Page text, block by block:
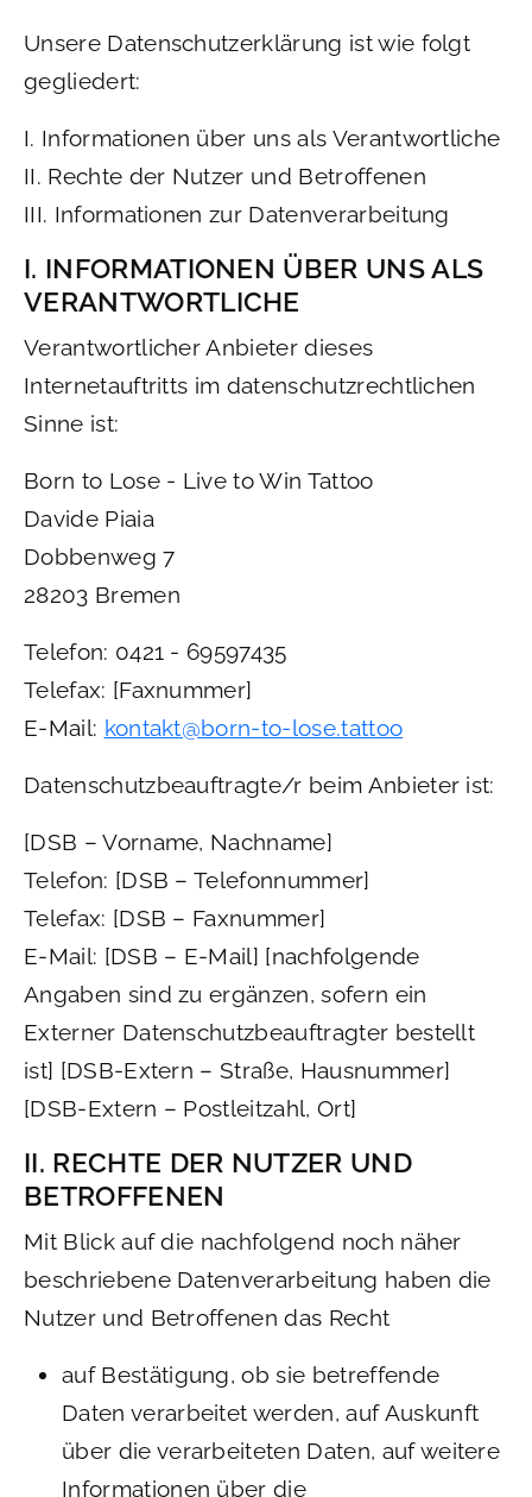
Unsere Datenschutzerklärung ist wie folgt
gegliedert:
I. Informationen über uns als Verantwortliche
II. Rechte der Nutzer und Betroffenen
III. Informationen zur Datenverarbeitung
I. INFORMATIONEN ÜBER UNS ALS
VERANTWORTLICHE
Verantwortlicher Anbieter dieses
Internetauftritts im datenschutzrechtlichen
Sinne ist:
Born to Lose - Live to Win Tattoo
Davide Piaia
Dobbenweg 7
28203 Bremen
Telefon: 0421 - 69597435
Telefax: [Faxnummer]
E-Mail: kontakt@born-to-lose.tattoo
Datenschutzbeauftragte/r beim Anbieter ist:
[DSB – Vorname, Nachname]
Telefon: [DSB – Telefonnummer]
Telefax: [DSB – Faxnummer]
E-Mail: [DSB – E-Mail] [nachfolgende
Angaben sind zu ergänzen, sofern ein
Externer Datenschutzbeauftragter bestellt
ist] [DSB-Extern – Straße, Hausnummer]
[DSB-Extern – Postleitzahl, Ort]
II. RECHTE DER NUTZER UND
BETROFFENEN
Mit Blick auf die nachfolgend noch näher
beschriebene Datenverarbeitung haben die
Nutzer und Betroffenen das Recht
auf Bestätigung, ob sie betreffende
Daten verarbeitet werden, auf Auskunft
über die verarbeiteten Daten, auf weitere
Informationen über die